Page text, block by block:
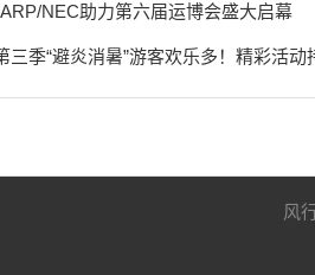
NEC助力第六届运博会盛大启幕
三季“避炎消暑”游客欢乐多！精彩活动
风